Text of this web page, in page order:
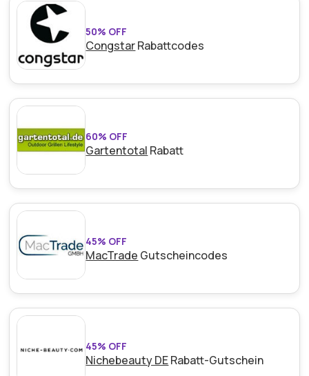
50% OFF
CongstarRabattcodes
60% OFF
Gartentotal Rabatt
45% OFF
MacTrade Gutscheincodes
45% OFF
Nichebeauty DERabatt-Gutschein